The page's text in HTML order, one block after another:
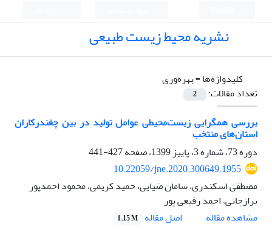
نشریه محیط زیست طبیعی
کلیدواژه‌ها =بهره‌وری
تعداد مقالات:
2
بررسی همگرایی زیست‌محیطی عوامل تولید در بین چغندرکاران
استان‌های منتخب
دوره 73، شماره 3، پاییز 1399، صفحه
427-441
10.22059/jne.2020.300649.1955
مصطفی اسکندری، سامان ضیایی، حمید کریمی، محمود احمدپور
برازجانی، احمد رفیعی پور
مشاهده مقاله
اصل مقاله 1.15 M